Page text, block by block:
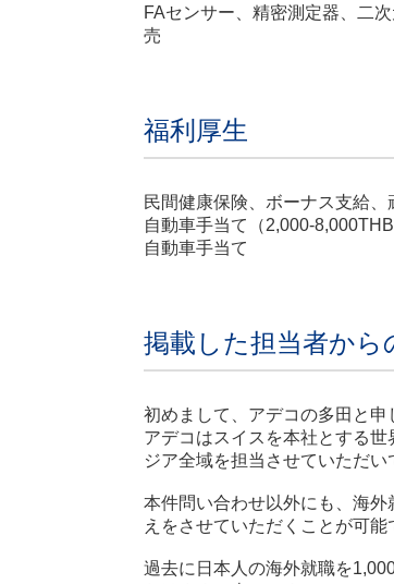
FAセンサー、精密測定器、二
売
福利厚生
民間健康保険、ボーナス支給
自動車手当て（2,000-
自動車手当て
掲載した担当者から
初めまして、アデコの多田と申
アデコはスイスを本社とする
ジア全域を担当させていただい
本件問い合わせ以外にも、海
えをさせていただくことが可能
過去に日本人の海外就職を